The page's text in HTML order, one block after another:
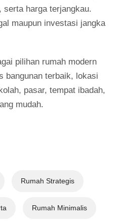
harga terjangkau.
maupun investasi jangka
pilihan rumah modern
bangunan terbaik, lokasi
pasar, tempat ibadah,
mudah.
Rumah Strategis
Rumah Minimalis